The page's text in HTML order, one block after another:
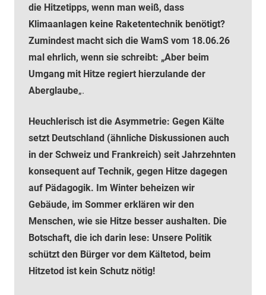
die Hitzetipps, wenn man weiß, dass
Klimaanlagen keine Raketentechnik benötigt?
Zumindest macht sich die WamS vom 18.06.26
mal ehrlich, wenn sie schreibt: „Aber beim
Umgang mit Hitze regiert hierzulande der
Aberglaube„.
Heuchlerisch ist die Asymmetrie: Gegen Kälte
setzt Deutschland (ähnliche Diskussionen auch
in der Schweiz und Frankreich) seit Jahrzehnten
konsequent auf Technik, gegen Hitze dagegen
auf Pädagogik. Im Winter beheizen wir
Gebäude, im Sommer erklären wir den
Menschen, wie sie Hitze besser aushalten. Die
Botschaft, die ich darin lese: Unsere Politik
schützt den Bürger vor dem Kältetod, beim
Hitzetod ist kein Schutz nötig!